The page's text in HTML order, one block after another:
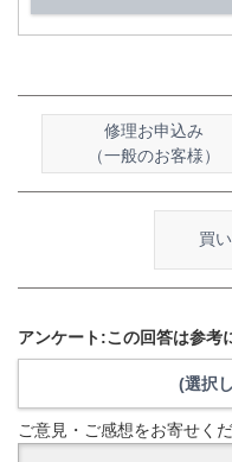
修理お申込み
（一般のお客様）
買
アンケート:この回答は参考
(選択
ご意見・ご感想をお寄せく